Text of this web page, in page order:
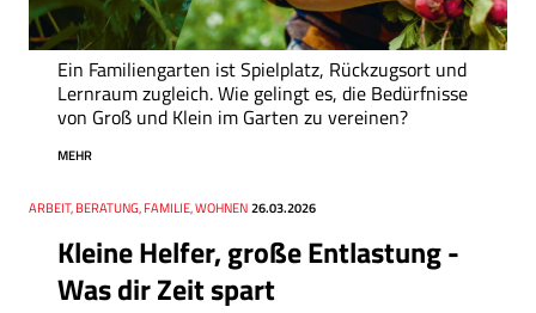
Ein Familiengarten ist Spielplatz, Rückzugsort und
Lernraum zugleich. Wie gelingt es, die Bedürfnisse
von Groß und Klein im Garten zu vereinen?
MEHR
Kleine Helfer, große Entlastung -
Was dir Zeit spart
Thema
ARBEIT, BERATUNG, FAMILIE, WOHNEN
Datum 26.03.2026